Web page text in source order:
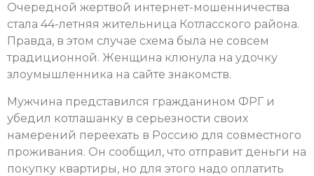
Очередной жертвой интернет-мошенничества
стала 44-летняя жительница Котласского района.
Правда, в этом случае схема была не совсем
традиционной. Женщина клюнула на удочку
злоумышленника на сайте знакомств.
Мужчина представился гражданином ФРГ и
убедил котлашанку в серьезности своих
намерений переехать в Россию для совместного
проживания. Он сообщил, что отправит деньги на
покупку квартиры, но для этого надо оплатить